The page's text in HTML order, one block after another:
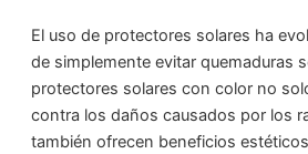
El uso de protectores solares ha
de simplemente evitar quemaduras
protectores solares con color no
contra los daños causados por los
también ofrecen beneficios